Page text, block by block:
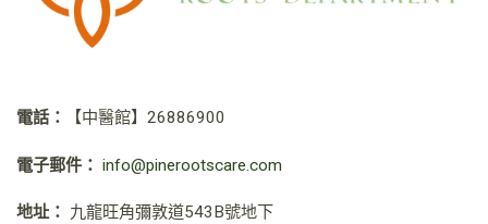
電話： 【中醫館】 26886900
電子郵件： info@pinerootscare.com
地址： 九龍旺角彌敦道543B號地下